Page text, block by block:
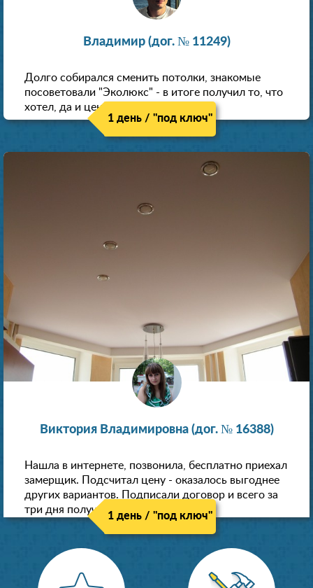
Владимир (дог. № 11249)
Долго собирался сменить потолки, знакомые
посоветовали "Эколюкс" - в итоге получил то, что
хотел, да и цена нормальная.
1 день / "под ключ"
Виктория Владимировна (дог. № 16388)
Нашла в интернете, позвонила, бесплатно приехал
замерщик. Подсчитал цену - оказалось выгоднее
других вариантов. Подписали договор и всего за
три дня получили новые потолки!
1 день / "под ключ"